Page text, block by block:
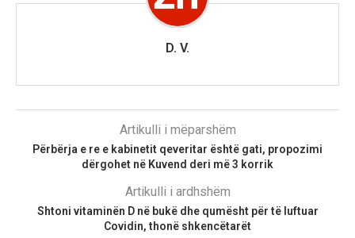
D. V.
Artikulli i mëparshëm
Përbërja e re e kabinetit qeveritar është gati, propozimi
dërgohet në Kuvend deri më 3 korrik
Artikulli i ardhshëm
Shtoni vitaminën D në bukë dhe qumësht për të luftuar
Covidin, thonë shkencëtarët